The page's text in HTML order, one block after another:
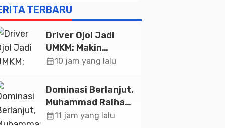
Kyorugi di Asian
Taekwondo Indonesia
Open 2026
TERBARU
Driver Ojol Jadi
UMKM: Makin
Sejahtera atau
Temuan Diskusi
Paramadina
calendar_month10 jam yang lalu
Dominasi Berlanjut,
Muhammad Raihan
Fadila Sabet Emas
calendar_month11 jam yang lalu